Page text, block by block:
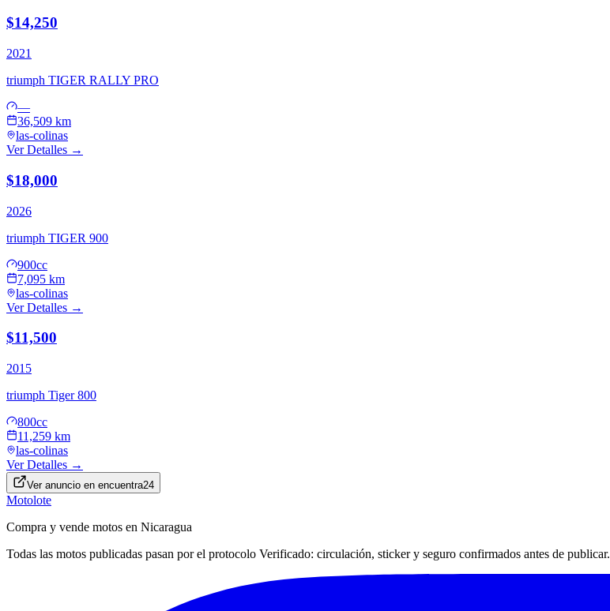
$14,250
2021
triumph TIGER RALLY PRO
—
36,509 km
las-colinas
Ver Detalles →
$18,000
2026
triumph TIGER 900
900cc
7,095 km
las-colinas
Ver Detalles →
$11,500
2015
triumph Tiger 800
800cc
11,259 km
las-colinas
Ver Detalles →
Ver anuncio en encuentra24
Motolote
Compra y vende motos en Nicaragua
Todas las motos publicadas pasan por el protocolo Verificado: circulación, sticker y seguro confirmados antes de publicar.